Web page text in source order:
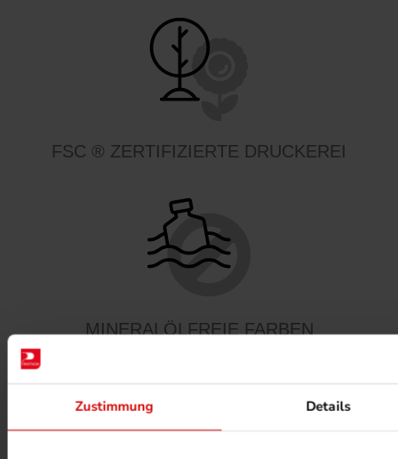
Zustimmung Details
FSC ® ZERTIFIZIERTE DRUCKEREI
MINERALÖLFREIE FARBEN